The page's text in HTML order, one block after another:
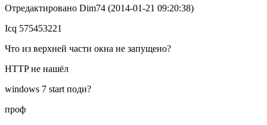
Отредактировано Dim74 (2014-01-21 09:20:38)
Icq 575453221
Что из верхней части окна не запущено?
HTTP не нашёл
windows 7 start поди?
проф